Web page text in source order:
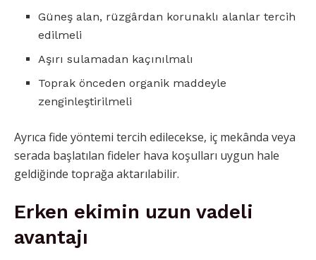
Güneş alan, rüzgârdan korunaklı alanlar tercih
edilmeli
Aşırı sulamadan kaçınılmalı
Toprak önceden organik maddeyle
zenginleştirilmeli
Ayrıca fide yöntemi tercih edilecekse, iç mekânda veya
serada başlatılan fideler hava koşulları uygun hale
geldiğinde toprağa aktarılabilir.
Erken ekimin uzun vadeli
avantajı